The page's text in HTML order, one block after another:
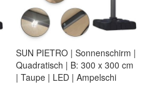
SUN PIETRO | Sonnenschirm |
Quadratisch | B: 300 x 300 cm
| Taupe | LED | Ampelschi